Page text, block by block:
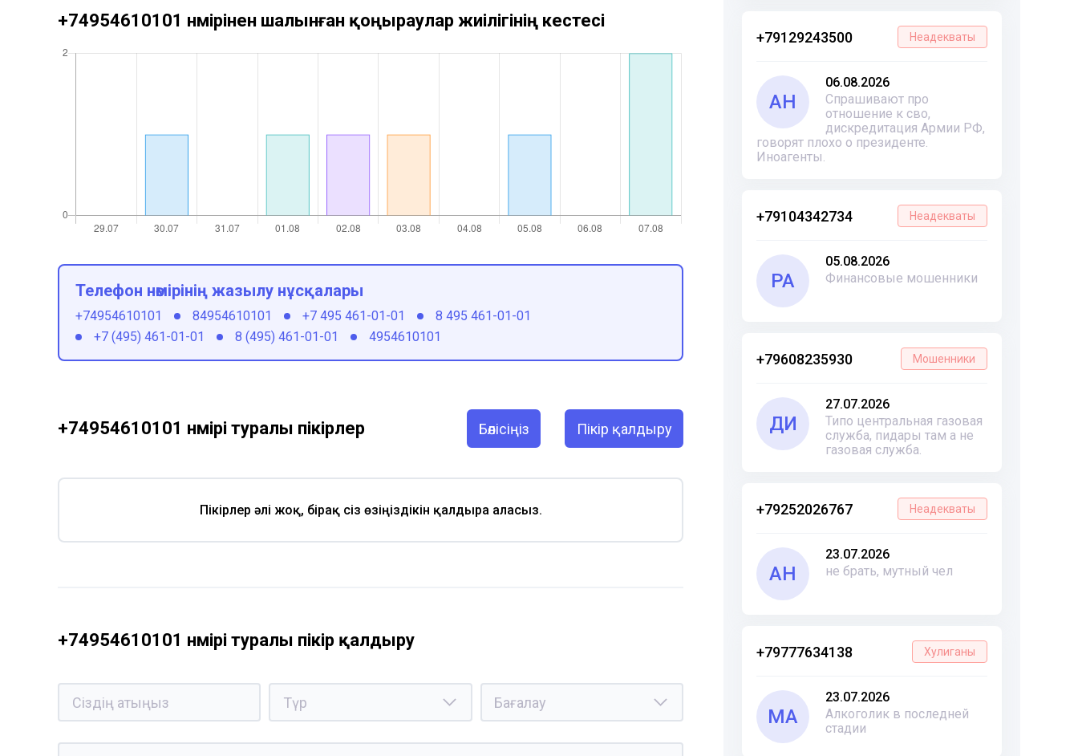
+79129243500 Неадекваты
АН
06.08.2026
Спрашивают про
отношение к сво,
дискредитация Армии РФ,
говорят плохо о президенте.
Иноагенты.
+79104342734 Неадекваты
РА
05.08.2026
Финансовые мошенники
+79608235930 Мошенники
ДИ
27.07.2026
Типо центральная газовая
служба, пидары там а не
газовая служба.
+79252026767 Неадекваты
АН
23.07.2026
не брать, мутный чел
+79777634138 Хулиганы
МА
23.07.2026
Алкоголик в последней
стадии
+74954610101 нөмірінен шалынған қоңыраулар жиілігінің кестесі
Телефон нөмірінің жазылу нұсқалары
+74954610101 84954610101 +7 495 461-01-01
8 495 461-01-01
+7 (495) 461-01-01
8 (495) 461-01-01 4954610101
+74954610101 нөмірі туралы пікірлер Бөлісіңіз Пікір қалдыру
Пікірлер әлі жоқ, бірақ сіз өзіңіздікін қалдыра аласыз.
+74954610101 нөмірі туралы пікір қалдыру